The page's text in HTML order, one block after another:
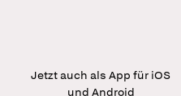
Jetzt auch als App für iOS
und Android